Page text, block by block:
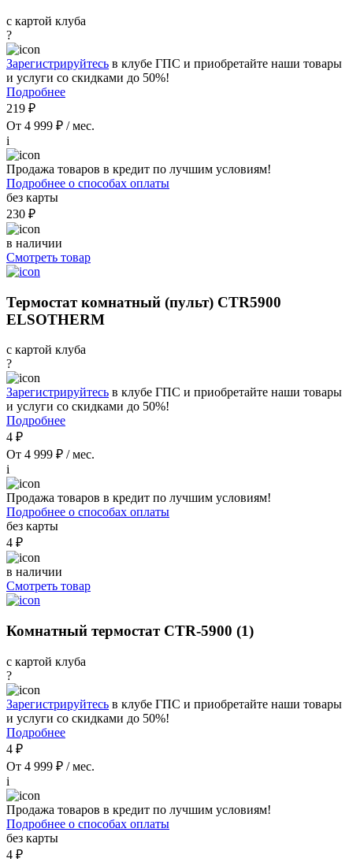
с картой клуба
?
Зарегистрируйтесь в клубе ГПС и приобретайте наши товары
и услуги со скидками до 50%!
Подробнее
219 ₽
От 4 999 ₽ / мес.
i
Продажа товаров в кредит по лучшим условиям!
Подробнее о способах оплаты
без карты
230 ₽
в наличии
Смотреть товар
Термостат комнатный (пульт) CTR5900
ELSOTHERM
с картой клуба
?
Зарегистрируйтесь в клубе ГПС и приобретайте наши товары
и услуги со скидками до 50%!
Подробнее
4 ₽
От 4 999 ₽ / мес.
i
Продажа товаров в кредит по лучшим условиям!
Подробнее о способах оплаты
без карты
4 ₽
в наличии
Смотреть товар
Комнатный термостат CTR-5900 (1)
с картой клуба
?
Зарегистрируйтесь в клубе ГПС и приобретайте наши товары
и услуги со скидками до 50%!
Подробнее
4 ₽
От 4 999 ₽ / мес.
i
Продажа товаров в кредит по лучшим условиям!
Подробнее о способах оплаты
без карты
4 ₽